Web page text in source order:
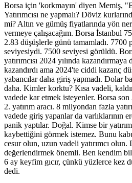
Borsa için 'korkmayın' diyen Memiş,
Yatırımcısı ne yapmalı? Döviz
mi? Altın ve gümüş fiyatlarında yön
vermeye çalışacağım. Borsa İstanbul
2.83 düşüşlerle günü tamamladı. 7700
seviyesiydi. 7500 seviyesi görüldü.
yatırımcısı 2024 yılında
kazandırdı ama 2024'te ciddi kazanç
yabancılar daha giriş yapmadı. Dolar
daha. Kimler korktu? Kısa vadeli,
vadede kar etmek isteyenler. Borsa son
2. yatırım aracı. 8 milyondan fazla
vadede giriş yapanlar da varlıklarının
panik yaptılar. Doğal. Kimse bir
kaybettiğini görmek istemez. Bunu
cesur olun, uzun vadeli yatırımcı olun.
değerlendirmek önemli. Ben kendim
6 ay keyfim gıcır, çünkü yüzlerce kez
dedi.